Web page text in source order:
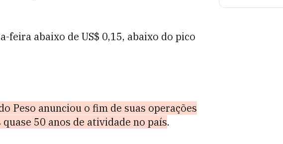
feira abaixo de US$ 0,15, abaixo do pico
Peso anunciou o fim de suas operações
50 anos de atividade no país.